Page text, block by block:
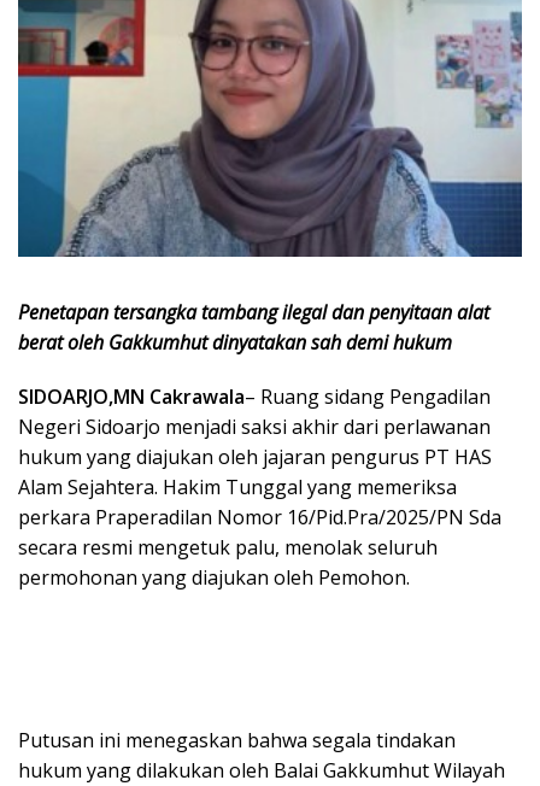
Penetapan tersangka tambang ilegal dan penyitaan alat
berat oleh Gakkumhut dinyatakan sah demi hukum
SIDOARJO,MN Cakrawala– Ruang sidang Pengadilan
Negeri Sidoarjo menjadi saksi akhir dari perlawanan
hukum yang diajukan oleh jajaran pengurus PT HAS
Alam Sejahtera. Hakim Tunggal yang memeriksa
perkara Praperadilan Nomor 16/Pid.Pra/2025/PN Sda
secara resmi mengetuk palu, menolak seluruh
permohonan yang diajukan oleh Pemohon.
Putusan ini menegaskan bahwa segala tindakan
hukum yang dilakukan oleh Balai Gakkumhut Wilayah